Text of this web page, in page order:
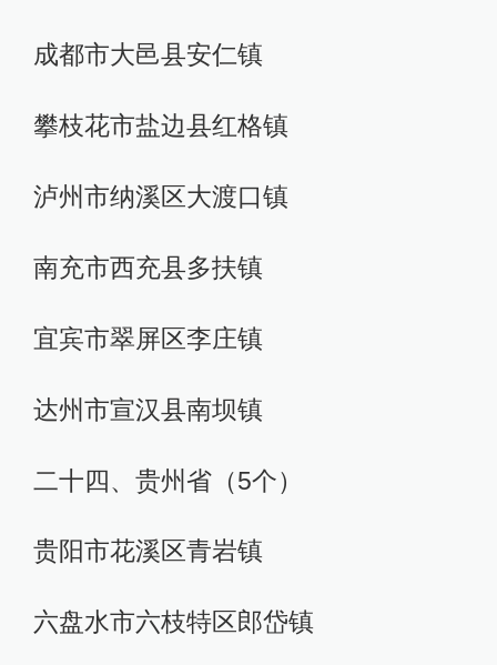
成都市大邑县安仁镇
攀枝花市盐边县红格镇
泸州市纳溪区大渡口镇
南充市西充县多扶镇
宜宾市翠屏区李庄镇
达州市宣汉县南坝镇
二十四、贵州省（5个）
贵阳市花溪区青岩镇
六盘水市六枝特区郎岱镇